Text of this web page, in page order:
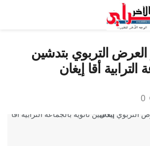
التربوي بتدشين
الترابية أقا إيغان
0